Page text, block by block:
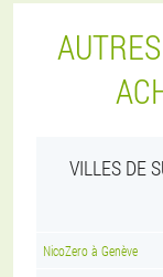
VILLES DE
NicoZero à Genève